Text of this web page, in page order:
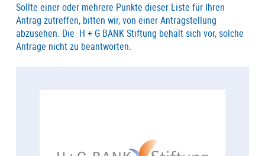
Sollte einer oder mehrere Punkte dieser Liste für Ihren
Antrag zutreffen, bitten wir, von einer Antragstellung
abzusehen. Die H + G BANK Stiftung behält sich vor, solche
Anträge nicht zu beantworten.